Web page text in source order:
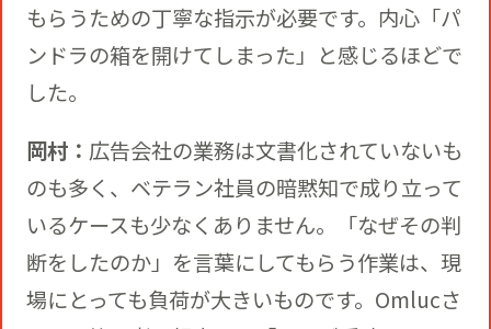
もらうための丁寧な指示が必要です。内心「パ
ンドラの箱を開けてしまった」と感じるほどで
した。
岡村： 広告会社の業務は文書化されていないも
のも多く、ベテラン社員の暗黙知で成り立って
いるケースも少なくありません。「なぜその判
断をしたのか」を言葉にしてもらう作業は、現
場にとっても負荷が大きいものです。Omlucさ